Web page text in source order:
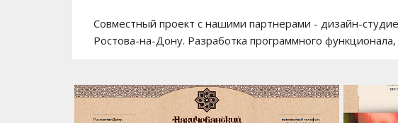
Совместный проект с нашими партнерами - дизайн-
Ростова-на-Дону. Разработка программного